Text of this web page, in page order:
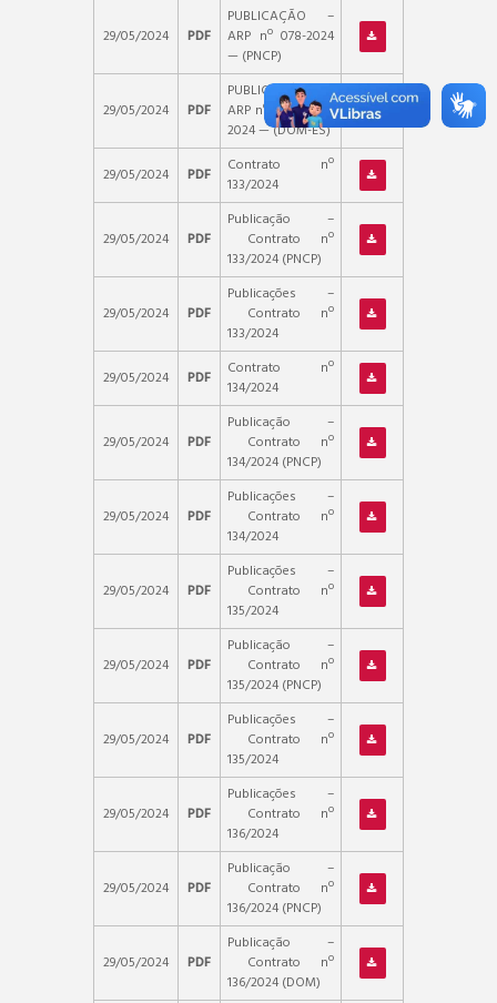
29/05/2024 PDF
PUBLICAÇÃO –
ARP nº 078-2024
— (PNCP)
29/05/2024 PDF
PUBLICAÇÃO –
ARP nº 076 a 078-
2024 — (DOM-ES)
29/05/2024
PDF
Contrato nº
133/2024
29/05/2024 PDF
Publicação –
Contrato nº
133/2024 (PNCP)
29/05/2024 PDF
Publicações –
Contrato nº
133/2024
29/05/2024
PDF
Contrato nº
134/2024
29/05/2024 PDF
Publicação –
Contrato nº
134/2024 (PNCP)
29/05/2024 PDF
Publicações –
Contrato nº
134/2024
29/05/2024 PDF
Publicações –
Contrato nº
135/2024
29/05/2024 PDF
Publicação –
Contrato nº
135/2024 (PNCP)
29/05/2024 PDF
Publicações –
Contrato nº
135/2024
29/05/2024 PDF
Publicações –
Contrato nº
136/2024
29/05/2024 PDF
Publicação –
Contrato nº
136/2024 (PNCP)
29/05/2024 PDF
Publicação –
Contrato nº
136/2024 (DOM)